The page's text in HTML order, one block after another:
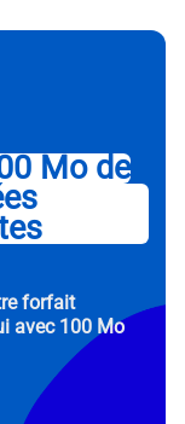
Mo de
forfait
avec 100 Mo